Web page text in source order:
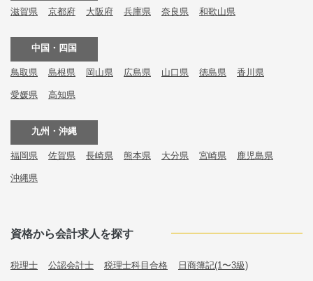
滋賀県 京都府 大阪府 兵庫県 奈良県 和歌山県
中国・四国
鳥取県 島根県 岡山県 広島県 山口県 徳島県 香川県
愛媛県 高知県
九州・沖縄
福岡県 佐賀県 長崎県 熊本県 大分県 宮崎県 鹿児島県
沖縄県
資格から会計求人を探す
税理士 公認会計士 税理士科目合格 日商簿記(1〜3級)